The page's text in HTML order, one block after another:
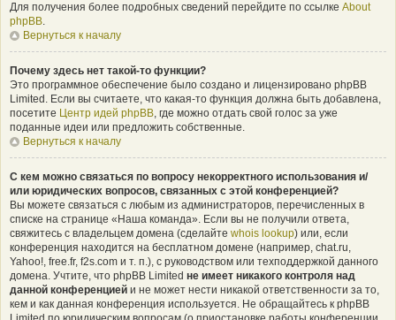
Для получения более подробных сведений перейдите по ссылке About
phpBB.
Вернуться к началу
Почему здесь нет такой-то функции?
Это программное обеспечение было создано и лицензировано phpBB
Limited. Если вы считаете, что какая-то функция должна быть добавлена,
посетите Центр идей phpBB, где можно отдать свой голос за уже
поданные идеи или предложить собственные.
Вернуться к началу
С кем можно связаться по вопросу некорректного использования и/
или юридических вопросов, связанных с этой конференцией?
Вы можете связаться с любым из администраторов, перечисленных в
списке на странице «Наша команда». Если вы не получили ответа,
свяжитесь с владельцем домена (сделайте whois lookup) или, если
конференция находится на бесплатном домене (например, chat.ru,
Yahoo!, free.fr, f2s.com и т. п.), с руководством или техподдержкой данного
домена. Учтите, что phpBB Limited не имеет никакого контроля над
данной конференцией и не может нести никакой ответственности за то,
кем и как данная конференция используется. Не обращайтесь к phpBB